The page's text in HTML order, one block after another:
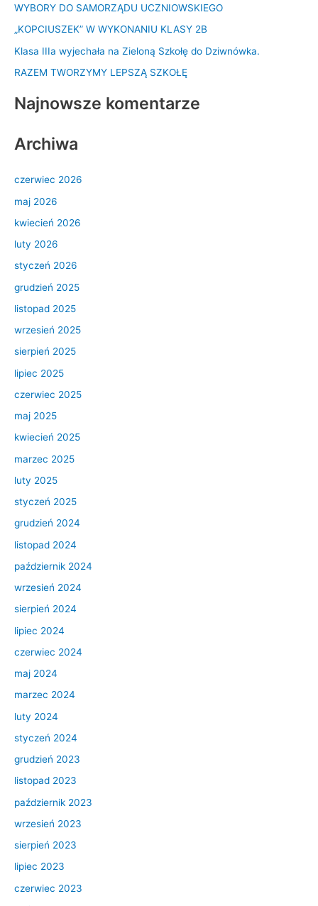
j
d
l
WYBORY DO SAMORZĄDU UCZNIOWSKIEGO
„KOPCIUSZEK” W WYKONANIU KLASY 2B
Klasa IIIa wyjechała na Zieloną Szkołę do Dziwnówka.
RAZEM TWORZYMY LEPSZĄ SZKOŁĘ
Najnowsze komentarze
Archiwa
czerwiec 2026
maj 2026
kwiecień 2026
luty 2026
styczeń 2026
grudzień 2025
listopad 2025
wrzesień 2025
sierpień 2025
lipiec 2025
czerwiec 2025
maj 2025
kwiecień 2025
marzec 2025
luty 2025
styczeń 2025
grudzień 2024
listopad 2024
październik 2024
wrzesień 2024
sierpień 2024
lipiec 2024
czerwiec 2024
maj 2024
marzec 2024
luty 2024
styczeń 2024
grudzień 2023
listopad 2023
październik 2023
wrzesień 2023
sierpień 2023
lipiec 2023
czerwiec 2023